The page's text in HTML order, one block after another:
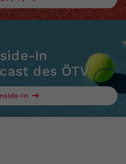
In
des ÖTV
In